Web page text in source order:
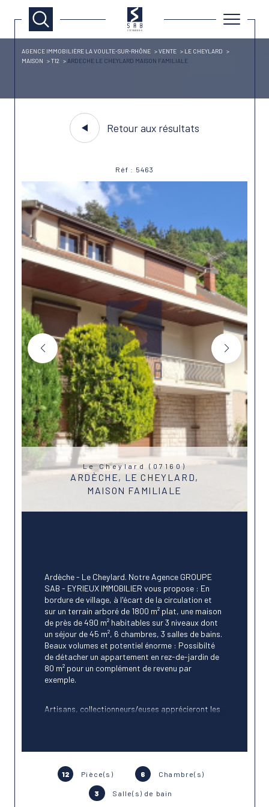
AGENCE IMMOBILIÈRE LA VOULTE-SUR-RHÔNE VENTE
LE CHEYLARD
MAISON
T12 ARDECHE LE CHEYLARD MAISON FAMILIALE
Retour aux résultats
Réf : 5463
Le Cheylard (07160)
ARDÈCHE, LE CHEYLARD,
MAISON FAMILIALE
12 Pièce(s) 6 Chambre(s)
3 Salle(s) de bain
Ardèche - Le Cheylard. Notre Agence GROUPE
SAB - EYRIEUX IMMOBILIER vous propose : En
bordure de village, à l'écart de la circulation et
sur un terrain arboré de 1800 m² plat, une maison
de près de 490 m² habitables sur 3 niveaux dont
un séjour de 45 m², 6 chambres, 3 salles de bains.
Beaux volumes et potentiel énorme : Possibilté
de détacher un appartement en rez-de-jardin de
80 m² pour un complément de revenu par
exemple.
Artisans, collectionneurs/euses apprécieront les
commerces et écoles (collège et Lycée) ou de la
Dolce Via pour les balades à vélo. Visite à 360°
des extérieurs disponible sur notre site internet.